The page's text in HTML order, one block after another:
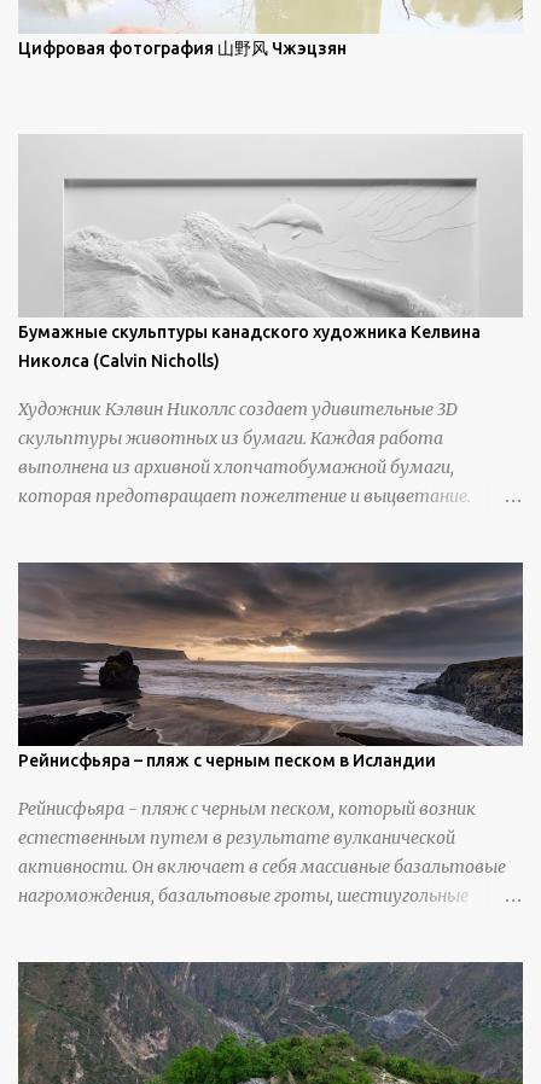
уникальной манерой использования освещения". Для
просмотра всех работ, посетите страницу –
Цифровая фотография 山野风 Чжэцзян
Бумажные скульптуры канадского художника Келвина
Николса (Calvin Nicholls)
Художник Кэлвин Николлс создает удивительные 3D
скульптуры животных из бумаги. Каждая работа
выполнена из архивной хлопчатобумажной бумаги,
которая предотвращает пожелтение и выцветание.
инструменты для текстурирования, чтобы точно
вылепить каждую деталь. источник
https://calvinnicholls.com/
Рейнисфьяра – пляж с черным песком в Исландии
Рейнисфьяра - пляж с черным песком, который возник
естественным путем в результате вулканической
активности. Он включает в себя массивные базальтовые
нагромождения, базальтовые гроты, шестиугольные